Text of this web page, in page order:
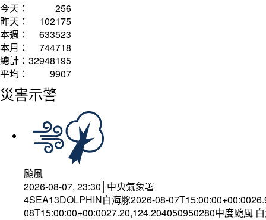
今天：
256
昨天：
102175
本週：
633523
本月：
744718
總計： 32948195
平均：
9907
災害示警
颱風
2026-08-07, 23:30│中央氣象署
4SEA13DOLPHIN白海豚2026-08-
08T15:00:00+00:0027.20,124.204050950280中度颱風